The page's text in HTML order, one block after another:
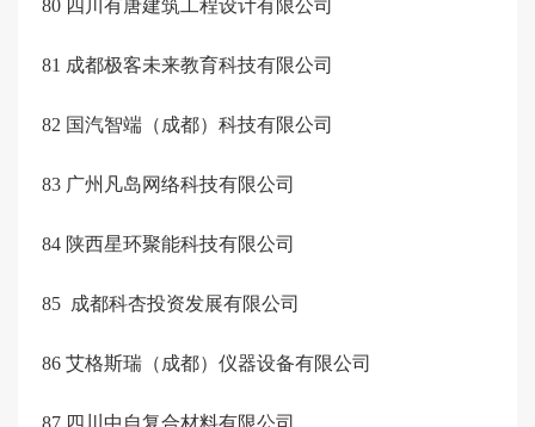
80 四川有唐建筑工程设计有限公司
81 成都极客未来教育科技有限公司
82 国汽智端（成都）科技有限公司
83 广州凡岛网络科技有限公司
84 陕西星环聚能科技有限公司
85 成都科杏投资发展有限公司
86 艾格斯瑞（成都）仪器设备有限公司
87 四川中自复合材料有限公司